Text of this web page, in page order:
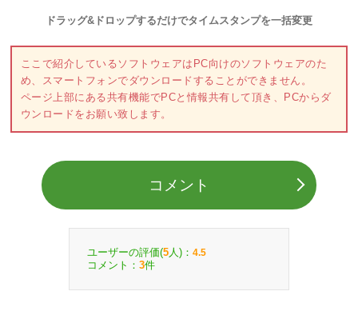
ドラッグ&ドロップするだけでタイムスタンプを一括変更
ここで紹介しているソフトウェアはPC向けのソフトウェアのた
め、スマートフォンでダウンロードすることができません。
ページ上部にある共有機能でPCと情報共有して頂き、PCからダ
ウンロードをお願い致します。
コメント
ユーザーの評価(5 人)： 4.5
コメント： 3件